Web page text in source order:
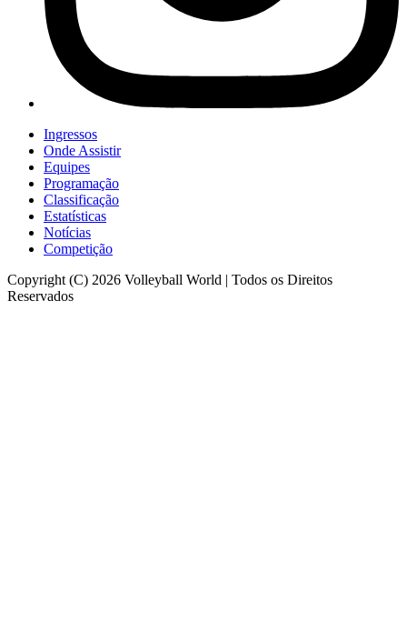
Ingressos
Onde Assistir
Equipes
Programação
Classificação
Estatísticas
Notícias
Competição
Copyright (C) 2026 Volleyball World | Todos os Direitos
Reservados